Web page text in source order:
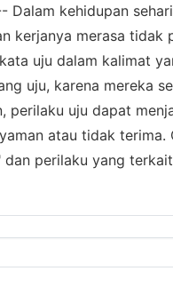
kehidupan
kerjanya merasa tidak
uju dalam kalimat
uju, karena mereka
uju dapat
atau tidak
perilaku yang